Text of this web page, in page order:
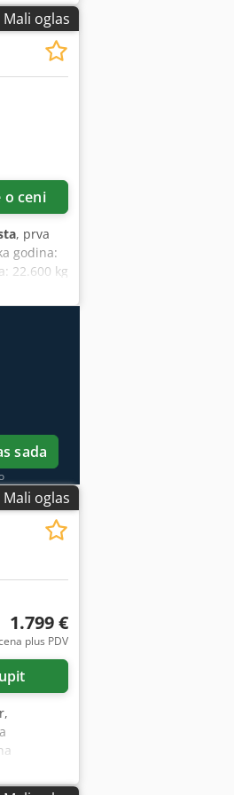
Mali oglas
o ceni
, prva
godina:
22.600 kg
veoma
prve
3D-
sada
Mali oglas
1.799 €
plus PDV